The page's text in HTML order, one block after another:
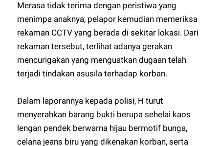
Merasa tidak terima dengan peristiwa yang
menimpa anaknya, pelapor kemudian memeriksa
rekaman CCTV yang berada di sekitar lokasi. Dari
rekaman tersebut, terlihat adanya gerakan
mencurigakan yang menguatkan dugaan telah
terjadi tindakan asusila terhadap korban.
Dalam laporannya kepada polisi, H turut
menyerahkan barang bukti berupa sehelai kaos
lengan pendek berwarna hijau bermotif bunga,
celana jeans biru yang dikenakan korban, serta